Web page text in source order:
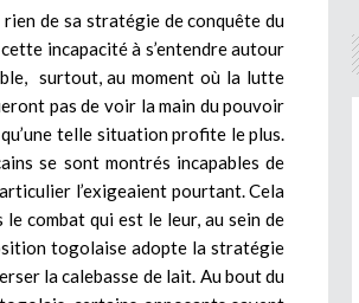
de sa stratégie de conquête du
incapacité à s’entendre autour
surtout, au moment où la lutte
pas de voir la main du pouvoir
telle situation profite le plus.
se sont montrés incapables de
l’exigeaient pourtant. Cela
combat qui est le leur, au sein de
togolaise adopte la stratégie
la calebasse de lait. Au bout du